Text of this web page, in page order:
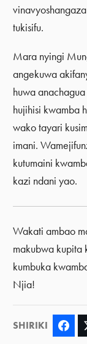
tukisifu.
Mara nyingi
angekuwa
huwa
hujihisi kwamba
wako tayari
imani.
kutumaini
kazi ndani yao.
Wakati ambao
makubwa kupita
kumbuka
Njia!
SHIRIKI